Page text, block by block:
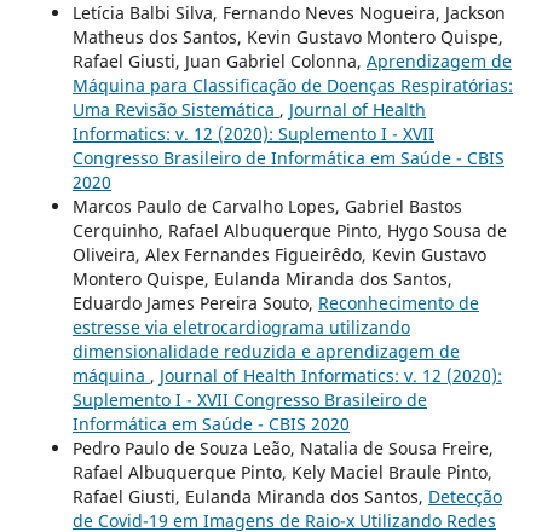
Letícia Balbi Silva, Fernando Neves Nogueira, Jackson
Matheus dos Santos, Kevin Gustavo Montero Quispe,
Rafael Giusti, Juan Gabriel Colonna, Aprendizagem de
Máquina para Classificação de Doenças Respiratórias:
Uma Revisão Sistemática , Journal of Health
Informatics: v. 12 (2020): Suplemento I - XVII
Congresso Brasileiro de Informática em Saúde - CBIS
2020
Marcos Paulo de Carvalho Lopes, Gabriel Bastos
Cerquinho, Rafael Albuquerque Pinto, Hygo Sousa de
Oliveira, Alex Fernandes Figueirêdo, Kevin Gustavo
Montero Quispe, Eulanda Miranda dos Santos,
Eduardo James Pereira Souto, Reconhecimento de
estresse via eletrocardiograma utilizando
dimensionalidade reduzida e aprendizagem de
máquina , Journal of Health Informatics: v. 12 (2020):
Suplemento I - XVII Congresso Brasileiro de
Informática em Saúde - CBIS 2020
Pedro Paulo de Souza Leão, Natalia de Sousa Freire,
Rafael Albuquerque Pinto, Kely Maciel Braule Pinto,
Rafael Giusti, Eulanda Miranda dos Santos, Detecção
de Covid-19 em Imagens de Raio-x Utilizando Redes